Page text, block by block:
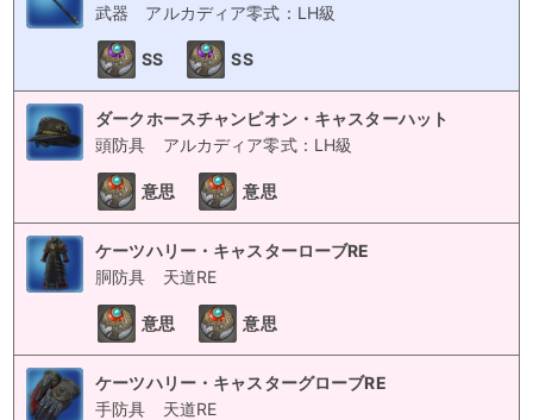
武器
アルカディア零式：LH級
SS SS
ダークホースチャンピオン・キャスターハット
頭防具
アルカディア零式：LH級
意思 意思
ケーツハリー・キャスターローブRE
胴防具
天道RE
意思 意思
ケーツハリー・キャスターグローブRE
手防具
天道RE